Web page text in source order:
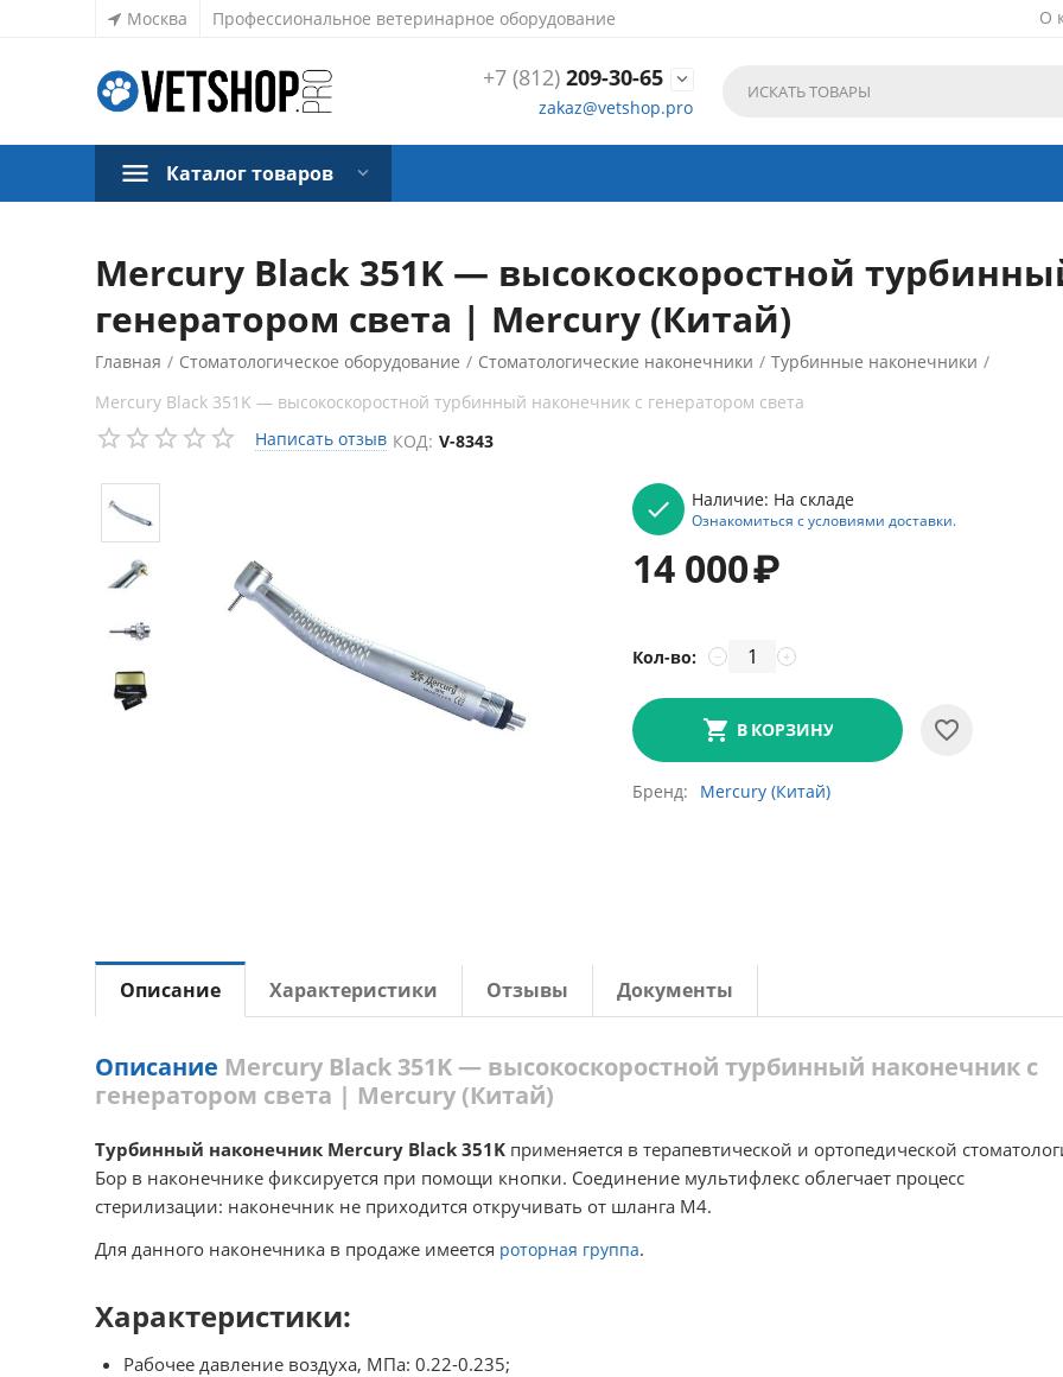
Москва Профессиональное ветеринарное оборудование О
+7 (812)209-30-65 
zakaz@vetshop.pro
Каталог товаров
Mercury Black 351K — высокоскоростной
генератором света | Mercury (Китай)
Главная / Стоматологическое оборудование / Стоматологические наконечники / Турбинные наконечники /
Mercury Black 351K — высокоскоростной турбинный наконечник с генератором света
Написать отзыв КОД: V-8343
Наличие: На складе
Ознакомиться с условиями доставки.
14 000₽
Кол-во: +
−
В КОРЗИНУ
Бренд Mercury (Китай)
Описание Характеристики Отзывы Документы
Описание Mercury Black 351K — высокоскоростной турбинный наконечник с
генератором света | Mercury (Китай)
Турбинный наконечник Mercury Black 351K применяется в терапевтической и ортопедической
Бор в наконечнике фиксируется при помощи кнопки. Соединение мультифлекс облегчает процесс
стерилизации: наконечник не приходится откручивать от шланга М4.
Для данного наконечника в продаже имеется роторная группа.
Характеристики:
Рабочее давление воздуха, МПа: 0.22-0.235;